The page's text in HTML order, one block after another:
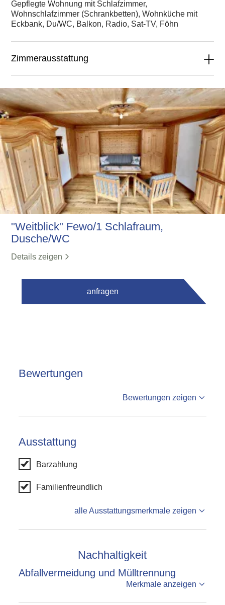
Gepflegte Wohnung mit Schlafzimmer,
Wohnschlafzimmer (Schrankbetten), Wohnküche mit
Eckbank, Du/WC, Balkon, Radio, Sat-TV, Föhn
Zimmerausstattung
"Weitblick" Fewo/1 Schlafraum,
Dusche/WC
Details zeigen
anfragen
Bewertungen
Bewertungen zeigen
Ausstattung
Barzahlung
Familienfreundlich
alle Ausstattungsmerkmale zeigen
Nachhaltigkeit
Abfallvermeidung und Mülltrennung
Merkmale anzeigen